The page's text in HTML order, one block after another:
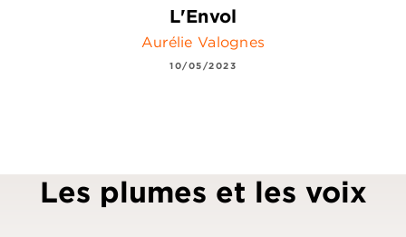
L'Envol
Aurélie Valognes
10/05/2023
Les plumes et les voix